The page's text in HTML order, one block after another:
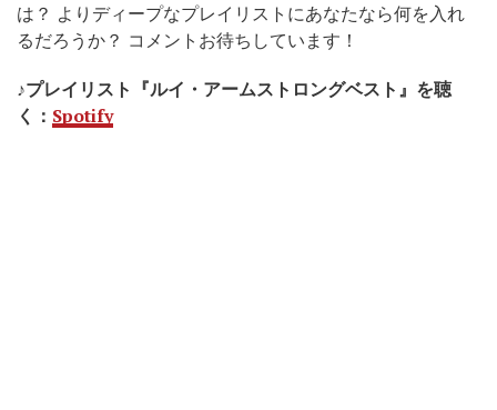
は？ よりディープなプレイリストにあなたなら何を入れ
るだろうか？ コメントお待ちしています！
♪プレイリスト『ルイ・アームストロングベスト』を聴
く： Spotify